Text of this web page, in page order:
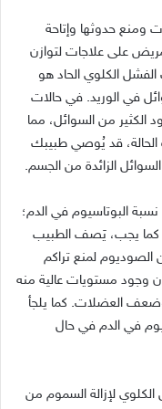
ومنع حدوثها وإتاحة
على علاجات لتوازن
الكلوي الحاد هو
في الوريد. في حالات
الكثير من السوائل، مما
قد يُوصي طبيبك
الزائدة من الجسم.
البوتاسيوم في الدم؛
كما يجب، يَصف الطبيب
الصوديوم لمنع تراكم
وجود مستويات عالية منه
العضلات. كما يلجأ
في الدم في حال
الكلوي لإزالة السموم من